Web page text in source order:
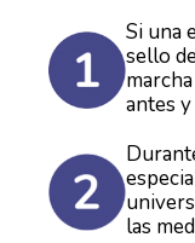
Si una
sello
antes
las